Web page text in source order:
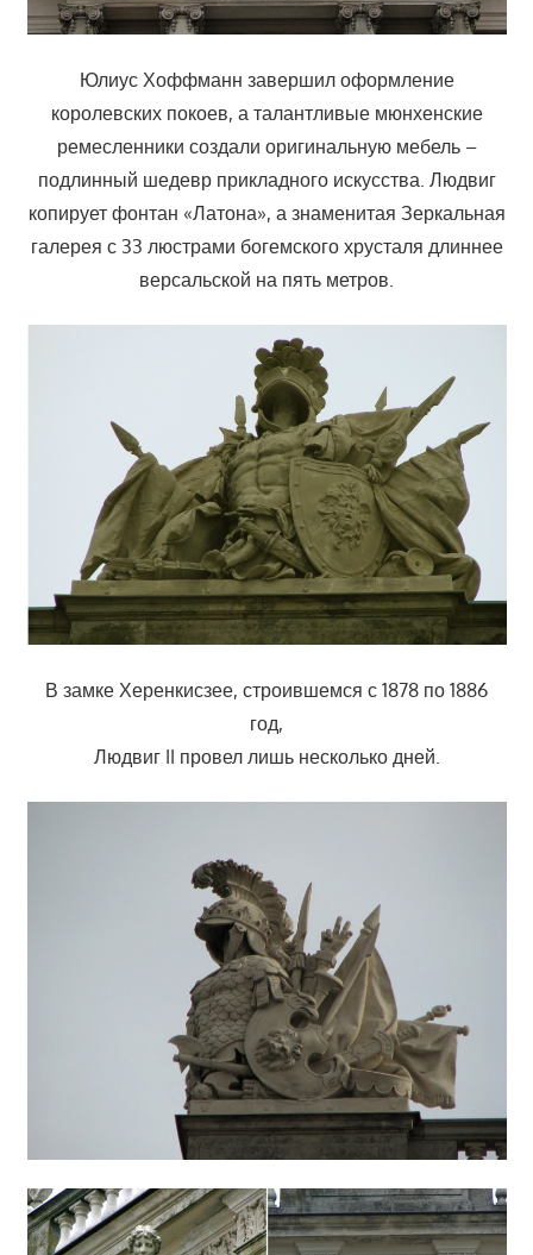
Юлиус Хоффманн завершил оформление
королевских покоев, а талантливые мюнхенские
ремесленники создали оригинальную мебель –
подлинный шедевр прикладного искусства. Людвиг
копирует фонтан «Латона», а знаменитая Зеркальная
галерея с 33 люстрами богемского хрусталя длиннее
версальской на пять метров.
В замке Херенкисзее, строившемся с 1878 по 1886
год,
Людвиг II провел лишь несколько дней.